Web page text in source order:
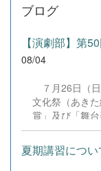
ブログ
【演劇部】第
08/04
７月26日（
文化祭（あき
賞」及び「舞
は、本校の部
を存分に発揮
全国の舞台に
夏期講習につい